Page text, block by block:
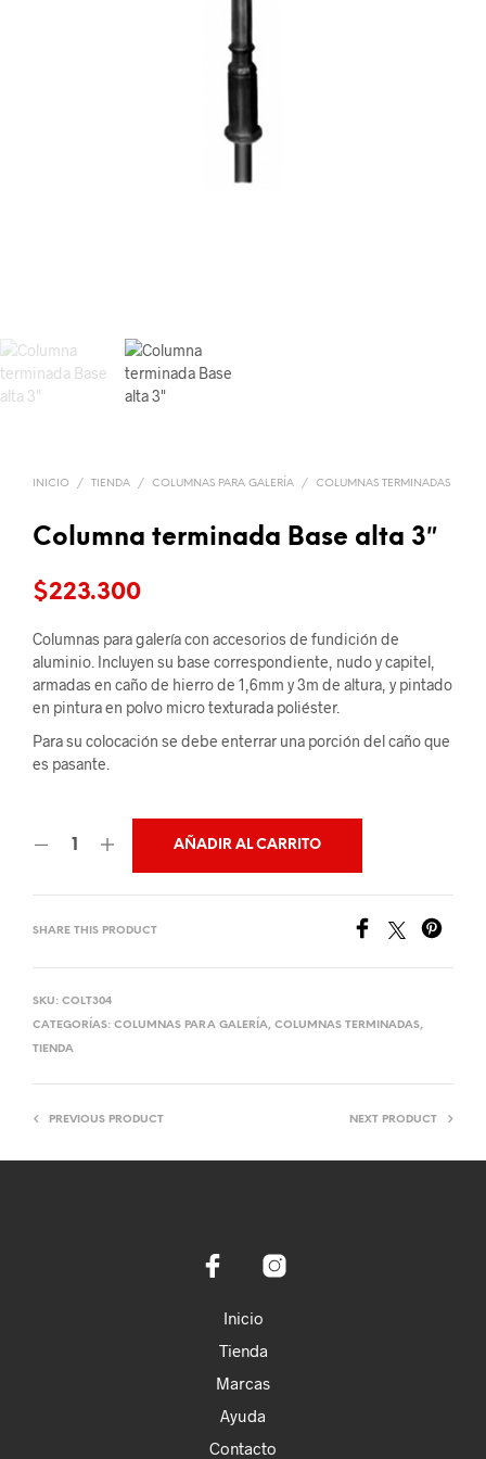
INICIO / TIENDA / COLUMNAS PARA GALERÍA / COLUMNAS TERMINADAS
Columna terminada Base alta 3″
$223.300
Columnas para galería con accesorios de fundición de
aluminio. Incluyen su base correspondiente, nudo y capitel,
armadas en caño de hierro de 1,6mm y 3m de altura, y pintado
en pintura en polvo micro texturada poliéster.
Para su colocación se debe enterrar una porción del caño que
es pasante.
AÑADIR AL CARRITO
SHARE THIS PRODUCT
SKU: COLT304
CATEGORÍAS: COLUMNAS PARA GALERÍA, COLUMNAS TERMINADAS,
TIENDA
PREVIOUS PRODUCT NEXT PRODUCT
Inicio
Tienda
Marcas
Ayuda
Contacto